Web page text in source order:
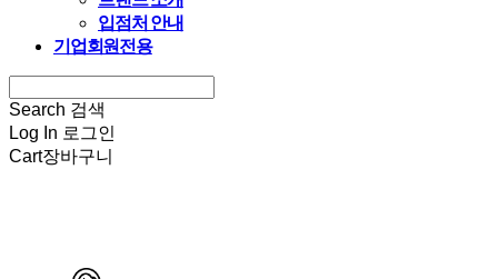
입점처 안내
기업회원전용
Search 검색
Log In 로그인
Cart장바구니